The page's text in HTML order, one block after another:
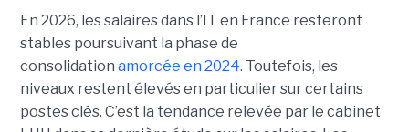
En 2026, les salaires dans l’IT en France resteront
stables poursuivant la phase de
consolidation amorcée en 2024. Toutefois, les
niveaux restent élevés en particulier sur certains
postes clés. C’est la tendance relevée par le cabinet